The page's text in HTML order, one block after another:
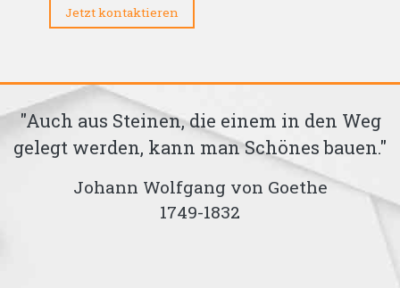
Jetzt kontaktieren
"Auch aus Steinen, die einem in den Weg
gelegt werden, kann man Schönes bauen."
Johann Wolfgang von Goethe
1749-1832